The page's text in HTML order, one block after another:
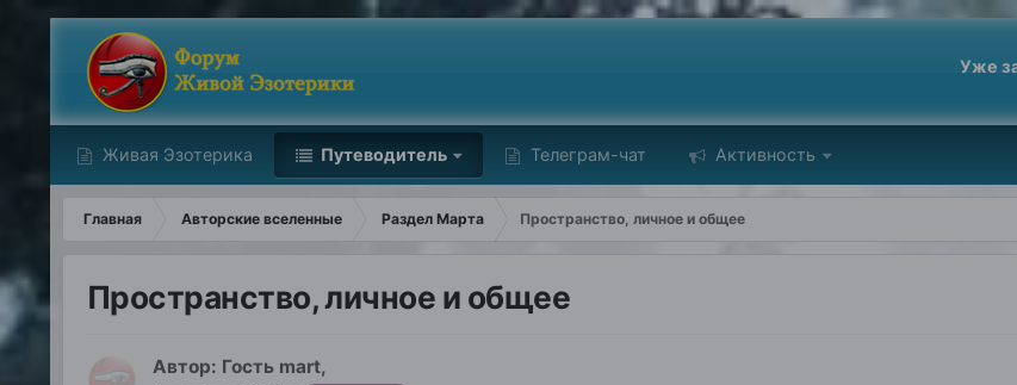
Уже
Живая Эзотерика Путеводитель Телеграм-чат Активность
Главная Авторские вселенные Раздел Марта Пространство, личное и общее
Пространство, личное и общее
Автор: Гость mart,